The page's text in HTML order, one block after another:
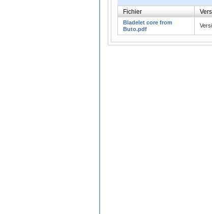
Fichier
Bladelet core from
Buto.pdf